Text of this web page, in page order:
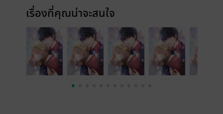
เรื่องที่คุณน่าจะสนใจ